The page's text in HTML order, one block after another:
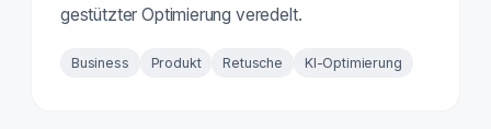
gestützter Optimierung veredelt.
Business Produkt Retusche KI-Optimierung